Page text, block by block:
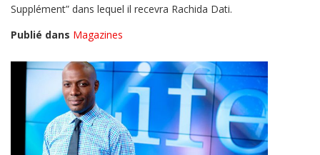
Supplément” dans lequel il recevra Rachida Dati.
Publié dans Magazines